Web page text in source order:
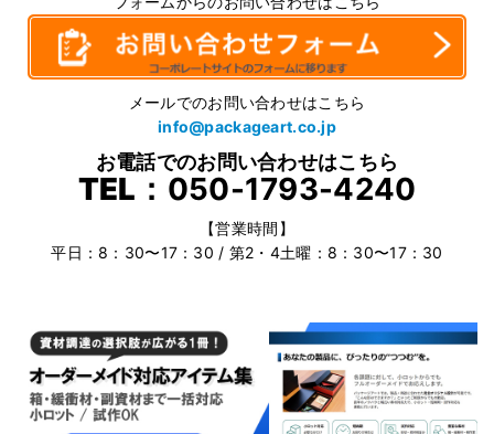
メールでのお問い合わせはこちら
info@packageart.co.jp
お電話でのお問い合わせはこちら
TEL： 050-1793-4240
【営業時間】
平日：8：30〜17：30 / 第2・4土曜：8：30〜17：30